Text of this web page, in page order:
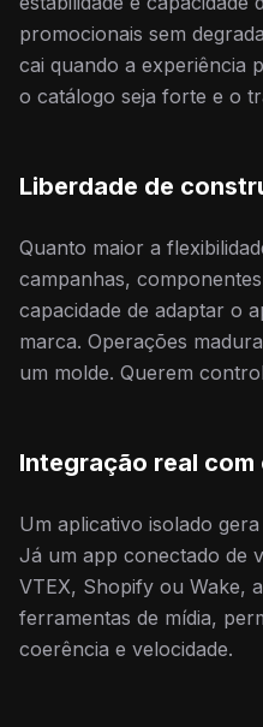
promocionais sem
cai quando a experiência
o catálogo seja forte e o
Liberdade de
Quanto maior a
campanhas,
capacidade de adaptar o
marca. Operações
um molde. Querem
Integração real com
Um aplicativo isolado
Já um app conectado de
VTEX, Shopify ou Wake,
ferramentas de mídia,
coerência e velocidade.